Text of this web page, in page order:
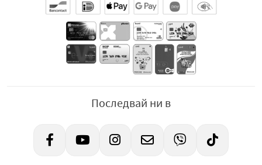
Последвай ни в